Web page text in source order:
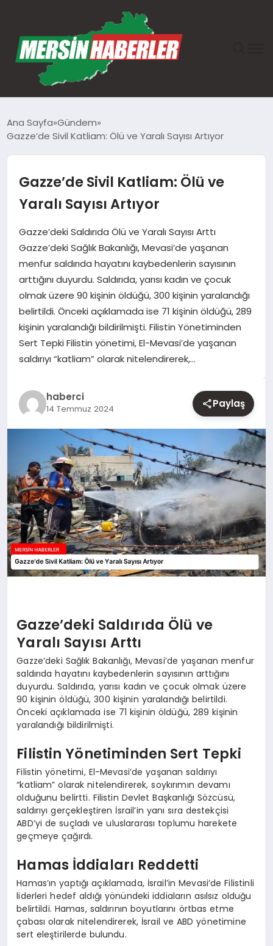
EKONOMI
SAĞLIK
EĞITIM
Ana Sayfa Gündem
Gazze’de Sivil Katliam: Ölü ve Yaralı Sayısı Artıyor
Gazze’de Sivil Katliam: Ölü ve
Yaralı Sayısı Artıyor
Gazze’deki Saldırıda Ölü ve Yaralı Sayısı Arttı
Gazze’deki Sağlık Bakanlığı, Mevasi’de yaşanan
menfur saldırıda hayatını kaybedenlerin sayısının
arttığını duyurdu. Saldırıda, yarısı kadın ve çocuk
olmak üzere 90 kişinin öldüğü, 300 kişinin yaralandığı
belirtildi. Önceki açıklamada ise 71 kişinin öldüğü, 289
kişinin yaralandığı bildirilmişti. Filistin Yönetiminden
Sert Tepki Filistin yönetimi, El-Mevasi’de yaşanan
saldırıyı “katliam” olarak nitelendirerek,…
haberci
14 Temmuz 2024 Paylaş
Gazze’deki Saldırıda Ölü ve
Yaralı Sayısı Arttı
Gazze’deki Sağlık Bakanlığı, Mevasi’de yaşanan menfur
saldırıda hayatını kaybedenlerin sayısının arttığını
duyurdu. Saldırıda, yarısı kadın ve çocuk olmak üzere
90 kişinin öldüğü, 300 kişinin yaralandığı belirtildi.
Önceki açıklamada ise 71 kişinin öldüğü, 289 kişinin
yaralandığı bildirilmişti.
Filistin Yönetiminden Sert Tepki
Filistin yönetimi, El-Mevasi’de yaşanan saldırıyı
“katliam” olarak nitelendirerek, soykırımın devamı
olduğunu belirtti. Filistin Devlet Başkanlığı Sözcüsü,
saldırıyı gerçekleştiren İsrail’in yanı sıra destekçisi
ABD’yi de suçladı ve uluslararası toplumu harekete
geçmeye çağırdı.
Hamas İddiaları Reddetti
Hamas’ın yaptığı açıklamada, İsrail’in Mevasi’de Filistinli
liderleri hedef aldığı yönündeki iddiaların asılsız olduğu
belirtildi. Hamas, saldırının boyutlarını örtbas etme
çabası olarak nitelendirerek, İsrail ve ABD yönetimine
sert eleştirilerde bulundu.